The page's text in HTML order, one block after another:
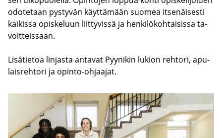
odo­te­taan pys­ty­vän käyt­tä­mään suo­mea it­se­näi­ses­ti
kai­kis­sa opis­ke­luun liit­ty­vis­sä ja hen­ki­lö­koh­tai­sis­sa ta­
voit­teis­saan.
Li­sä­tie­toa lin­jas­ta an­ta­vat Pyy­ni­kin lu­kion reh­to­ri, apu­
lais­reh­to­ri ja opinto-​ohjaajat.